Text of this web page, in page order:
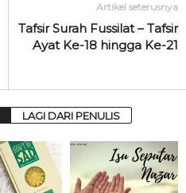
Artikel seterusnya
Tafsir Surah Fussilat – Tafsir
Ayat Ke-18 hingga Ke-21
LAGI DARI PENULIS